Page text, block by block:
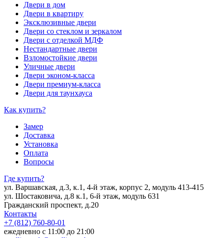
Двери в дом
Двери в квартиру
Эксклюзивные двери
Двери со стеклом и зеркалом
Двери с отделкой МДФ
Нестандартные двери
Взломостойкие двери
Уличные двери
Двери эконом-класса
Двери премиум-класса
Двери для таунхауса
Как купить?
Замер
Доставка
Установка
Оплата
Вопросы
Где купить?
ул. Варшавская, д.3, к.1, 4-й этаж, корпус 2, модуль 413-415
ул. Шостаковича, д.8 к.1, 6-й этаж, модуль 631
Гражданский проспект, д.20
Контакты
+7 (812) 760-80-01
ежедневно с 11:00 до 21:00